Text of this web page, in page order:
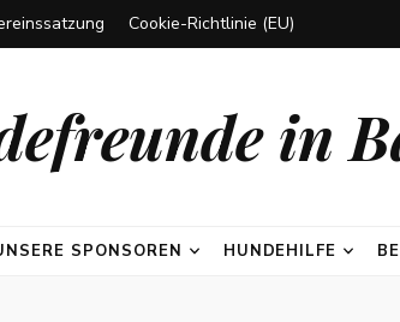
Cookie-Richtlinie (EU)
in
SPONSOREN HUNDEHILFE